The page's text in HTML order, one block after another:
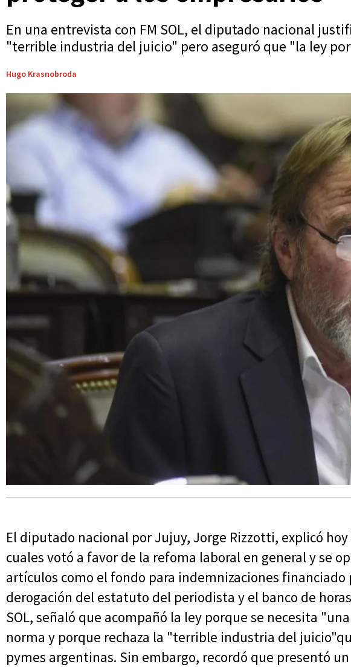
En una entrevista con FM SOL, el diputado nacional
"terrible industria del juicio" pero aseguró que "la ley
Hugo Krasnobroda
El diputado nacional por Jujuy, Jorge Rizzotti, explicó
cuales votó a favor de la refoma laboral en general y se
artículos como el fondo para indemnizaciones financiado
derogación del estatuto del periodista y el banco de
SOL, señaló que acompañó la ley porque se necesita
norma y porque rechaza la "terrible industria del
pymes argentinas. Sin embargo, recordó que presentó